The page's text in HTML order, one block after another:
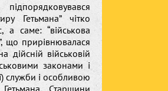
Гетьмана” чітко
а саме: “військова
що прирівнювалася
військовій
законами і
служби і особливою
Старшини